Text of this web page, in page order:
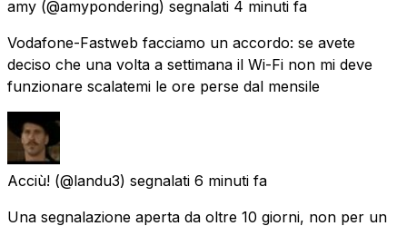
amy (@amypondering) segnalati 4 minuti fa
Vodafone-Fastweb facciamo un accordo: se avete
deciso che una volta a settimana il Wi-Fi non mi deve
funzionare scalatemi le ore perse dal mensile
Acciù! (@landu3) segnalati 6 minuti fa
Una segnalazione aperta da oltre 10 giorni, non per un